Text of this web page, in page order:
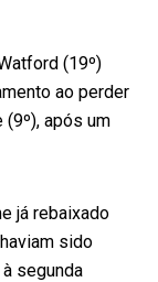
(19º)
ao perder
após um
já rebaixado
sido
segunda